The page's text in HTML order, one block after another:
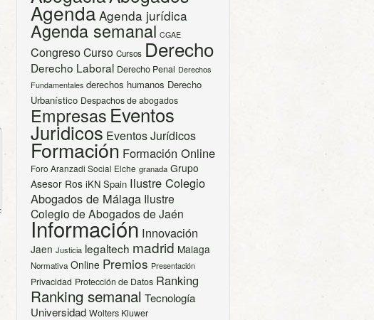
Agenda Agenda jurídica
Agenda semanal CGAE
CongresoCurso Cursos Derecho
Derecho Laboral Derecho Penal Derechos
Fundamentales derechos humanos Derecho
Urbanístico Despachos de abogados
Empresas Eventos
Juridicos Eventos Jurídicos
Formación Formación Online
Foro Aranzadi Social Elche granada Grupo
Asesor Ros iKN Spain Ilustre Colegio
Abogados de Málaga Ilustre
Colegio de Abogados de Jaén
Información Innovación
Jaen Justicia legaltech madrid Malaga
Normativa Online Premios Presentación
Privacidad Protección de Datos Ranking
Ranking semanal Tecnología
Universidad Wolters Kluwer